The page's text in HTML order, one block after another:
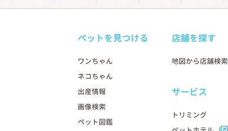
ペットを見つける
ワンちゃん
ネコちゃん
出産情報
画像検索
ペット図鑑
店舗を探す
地図から店舗検索
サービス
トリミング